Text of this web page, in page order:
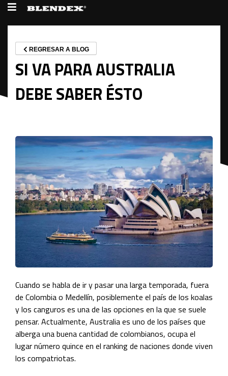
REGRESAR A BLOG
SI VA PARA AUSTRALIA
DEBE SABER ÉSTO
Cuando se habla de ir y pasar una larga temporada, fuera
de Colombia o Medellín, posiblemente el país de los koalas
y los canguros es una de las opciones en la que se suele
pensar. Actualmente, Australia es uno de los países que
alberga una buena cantidad de colombianos, ocupa el
lugar número quince en el ranking de naciones donde viven
los compatriotas.